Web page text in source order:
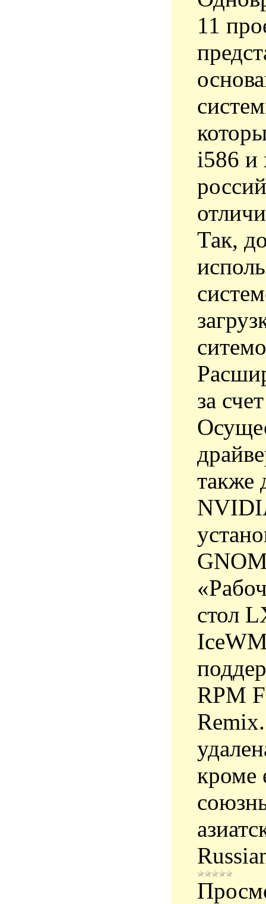
11
i586 и
Так,
за
также
стол
RPM
кроме